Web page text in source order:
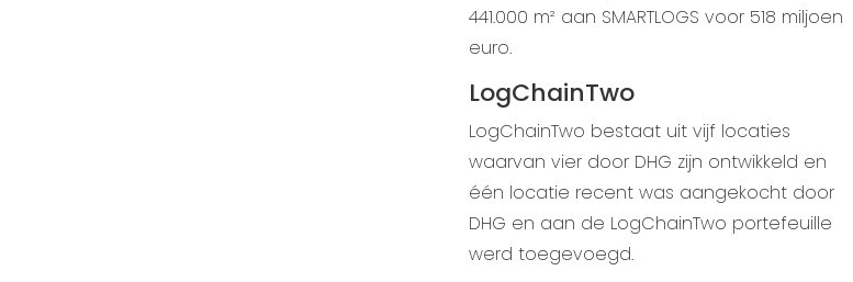
441.000 m² aan SMARTLOGS voor 518 miljoen
euro.
LogChainTwo
LogChainTwo bestaat uit vijf locaties
waarvan vier door DHG zijn ontwikkeld en
één locatie recent was aangekocht door
DHG en aan de LogChainTwo portefeuille
werd toegevoegd.